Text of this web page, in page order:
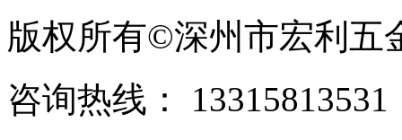
版权所有©深州市宏利五
咨询热线：